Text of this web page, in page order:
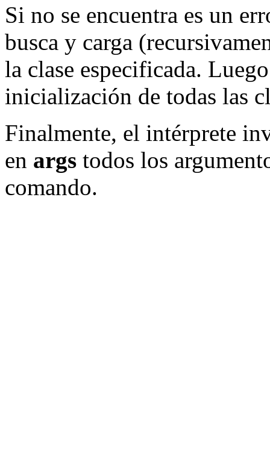
Si no se encuentra es un
busca y carga
la clase especificada.
inicialización de todas las
Finalmente, el intérprete
en args todos los
comando.